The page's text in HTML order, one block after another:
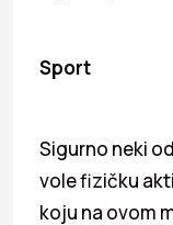
Sport
Sigurno neki
vole fizičku
koju na ovom